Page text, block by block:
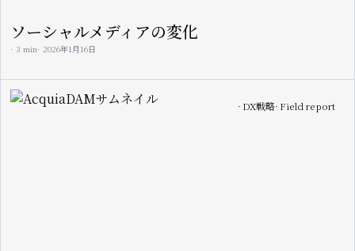
ソーシャルメディアの変化
3 min 2026年1月16日
Image DX戦略 Field report